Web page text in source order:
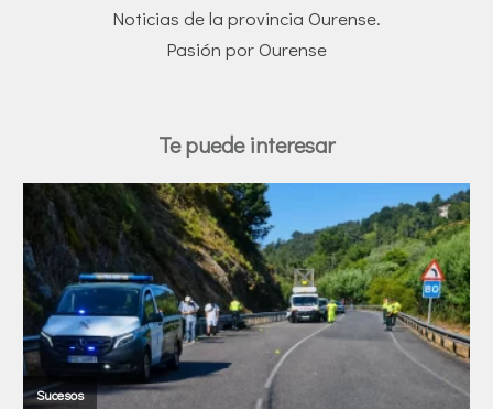
Noticias de la provincia Ourense.
Pasión por Ourense
Te puede interesar